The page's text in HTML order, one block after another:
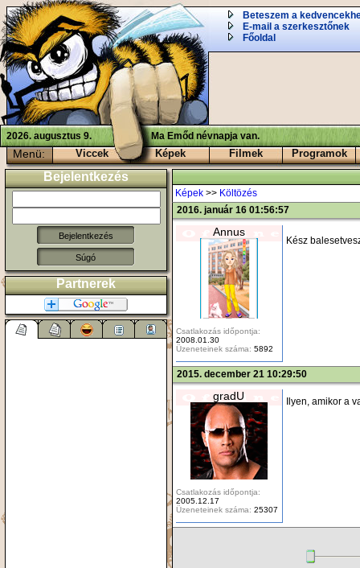
Beteszem a
E-mail a szerkesztőnek
Főoldal
2026. augusztus 9. Ma Emőd névnapja van.
Menü: Viccek Képek Filmek Programok
Bejelentkezés
Súgó
Partnerek
Képek >> Költözés
2016. január 16 01:56:57
Annus
Csatlakozás időpontja:
2008.01.30
Üzeneteinek száma: 5892
Kész
2015. december 21 10:29:50
gradU
Csatlakozás időpontja:
2005.12.17
Üzeneteinek száma: 25307
Ilyen, amikor a